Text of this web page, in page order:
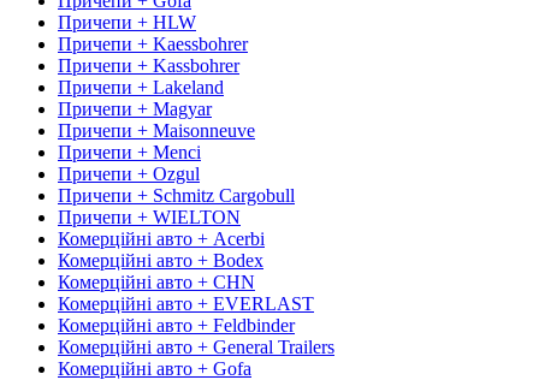
Причепи + HLW
Причепи + Kaessbohrer
Причепи + Kassbohrer
Причепи + Lakeland
Причепи + Magyar
Причепи + Maisonneuve
Причепи + Menci
Причепи + Ozgul
Причепи + Schmitz Cargobull
Причепи + WIELTON
Комерційні авто + Acerbi
Комерційні авто + Bodex
Комерційні авто + CHN
Комерційні авто + EVERLAST
Комерційні авто + Feldbinder
Комерційні авто + General Trailers
Комерційні авто + Gofa